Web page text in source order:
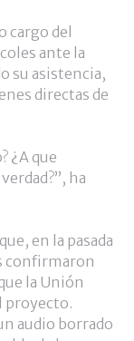
cargo del
ante la
su asistencia,
directas de
¿A que
ha
en la pasada
confirmaron
la Unión
proyecto.
audio borrado